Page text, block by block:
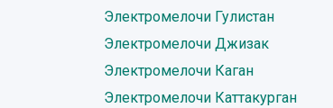
Электромелочи Гулистан
Электромелочи Джизак
Электромелочи Каган
Электромелочи Каттакурган